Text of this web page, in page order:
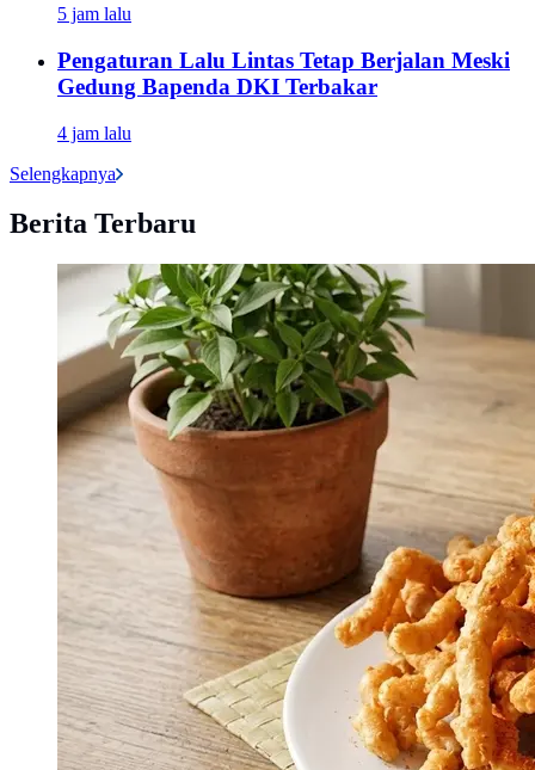
5 jam lalu
Pengaturan Lalu Lintas Tetap Berjalan Meski
Gedung Bapenda DKI Terbakar
4 jam lalu
Selengkapnya
Berita Terbaru